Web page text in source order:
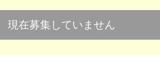
現在募集していません